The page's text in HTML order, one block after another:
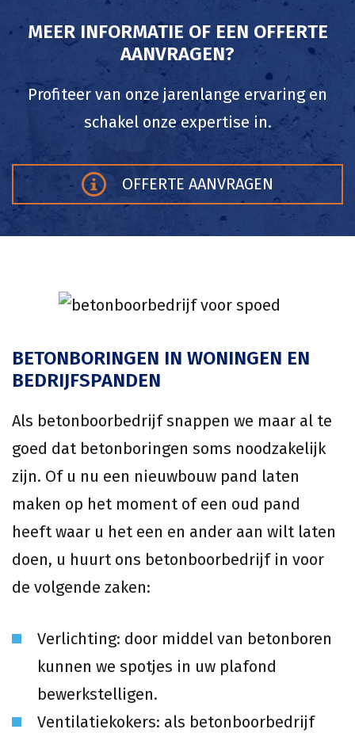
MEER INFORMATIE OF EEN OFFERTE
AANVRAGEN?
Profiteer van onze jarenlange ervaring en
schakel onze expertise in.
OFFERTE AANVRAGEN
BETONBORINGEN IN WONINGEN EN
BEDRIJFSPANDEN
Als betonboorbedrijf snappen we maar al te
goed dat betonboringen soms noodzakelijk
zijn. Of u nu een nieuwbouw pand laten
maken op het moment of een oud pand
heeft waar u het een en ander aan wilt laten
doen, u huurt ons betonboorbedrijf in voor
de volgende zaken:
Verlichting: door middel van betonboren
kunnen we spotjes in uw plafond
bewerkstelligen.
Ventilatiekokers: als betonboorbedrijf